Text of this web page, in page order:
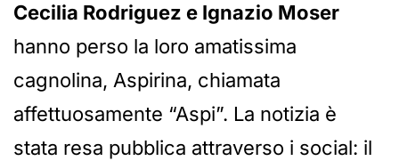
Cecilia Rodriguez e Ignazio Moser
hanno perso la loro amatissima
cagnolina, Aspirina, chiamata
affettuosamente “Aspi”. La notizia è
stata resa pubblica attraverso i social: il